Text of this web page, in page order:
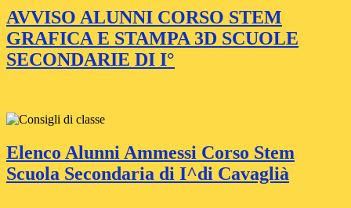
AVVISO ALUNNI CORSO STEM
GRAFICA E STAMPA 3D SCUOLE
SECONDARIE DI I°
Elenco Alunni Ammessi Corso Stem
Scuola Secondaria di I^di Cavaglià